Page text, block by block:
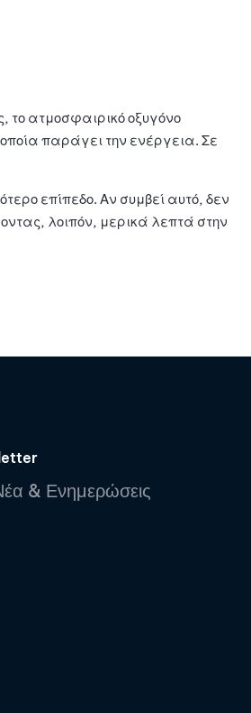
το ατμοσφαιρικό οξυγόνο
παράγει την ενέργεια. Σε
επίπεδο. Αν συμβεί αυτό, δεν
λοιπόν, μερικά λεπτά στην
& Ενημερώσεις